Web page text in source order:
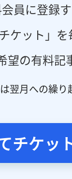
員に登録
ケット」
望の有料記
翌月への繰り
チケッ